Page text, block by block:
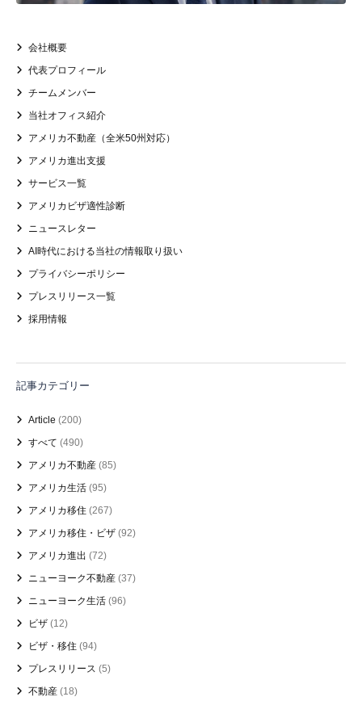
会社概要
代表プロフィール
チームメンバー
当社オフィス紹介
アメリカ不動産（全米50州対応）
アメリカ進出支援
サービス一覧
アメリカビザ適性診断
ニュースレター
AI時代における当社の情報取り扱い
プライバシーポリシー
プレスリリース一覧
採用情報
記事カテゴリー
Article (200)
すべて (490)
アメリカ不動産 (85)
アメリカ生活 (95)
アメリカ移住 (267)
アメリカ移住・ビザ (92)
アメリカ進出 (72)
ニューヨーク不動産 (37)
ニューヨーク生活 (96)
ビザ (12)
ビザ・移住 (94)
プレスリリース (5)
不動産 (18)